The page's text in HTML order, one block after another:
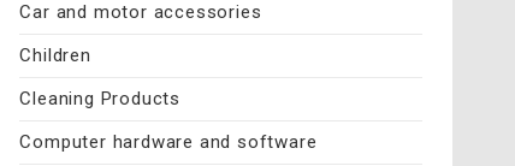
Car and motor accessories
Children
Cleaning Products
Computer hardware and software